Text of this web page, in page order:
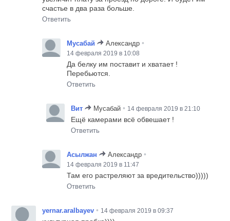
счастье в два раза больше.
Ответить
Мусабай Александр •
14 февраля 2019 в 10:08
Да белку им поставит и хватает !
Перебьются.
Ответить
Вит Мусабай • 14 февраля 2019 в 21:10
Ещё камерами всё обвешает !
Ответить
Асылжан Александр •
14 февраля 2019 в 11:47
Там его растреляют за вредительство)))))
Ответить
yernar.aralbayev • 14 февраля 2019 в 09:37